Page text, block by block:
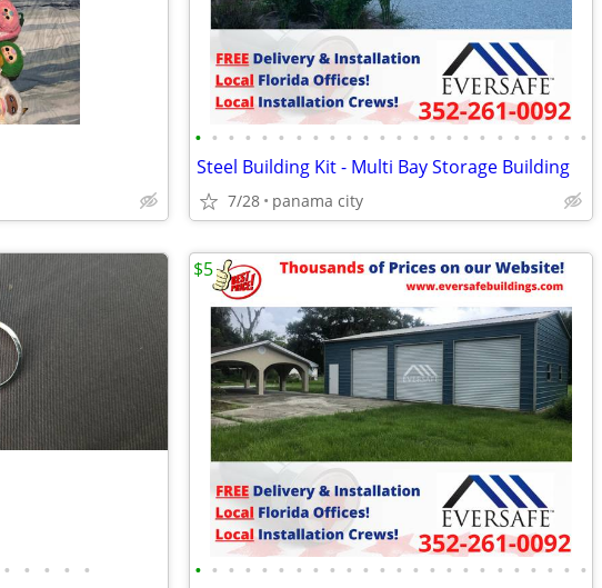
• • • • • • • • • • • • • • • • • • • • • • • •
Steel Building Kit - Multi Bay Storage Building
7/28 panama city
• • • • • • • • • • • • • • • • • • • • • • • • • • • • •
$5